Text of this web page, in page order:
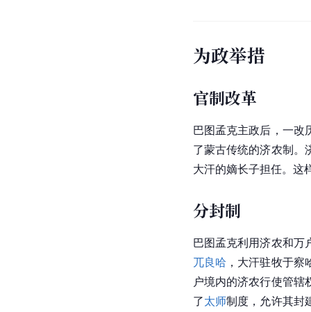
为政举措
官制改革
巴图孟克主政后，一改
了蒙古传统的济农制。
大汗的嫡长子担任。这
分封制
巴图孟克利用济农和万
兀良哈 ，大汗驻牧于
户境内的济农行使管
了太师制度，允许其封